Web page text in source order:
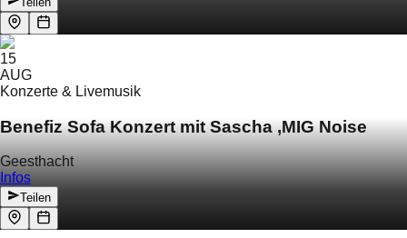
15
AUG
Konzerte & Livemusik
Benefiz Sofa Konzert mit Sascha ‚MIG Noise
Geesthacht
Infos
Teilen